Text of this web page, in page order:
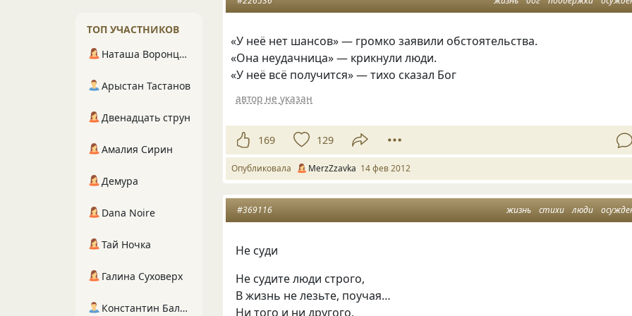
«У неё нет шансов» — громко заявили обстоятельства.
«Она неудачница» — крикнули люди.
«У неё всё получится» — тихо сказал Бог
автор не указан
169 129
Опубликовала MerzZzavka 14 фев 2012
жизнь стихи люди
#369116
Не суди
Не судите люди строго,
В жизнь не лезьте, поучая…
Ни того и ни другого,
ТОП УЧАСТНИКОВ
Наташа Воронцова
Арыстан Тастанов
Двенадцать струн
Амалия Сирин
Демура
Dana Noire
Тай Ночка
Галина Суховерх
Константин Балухта